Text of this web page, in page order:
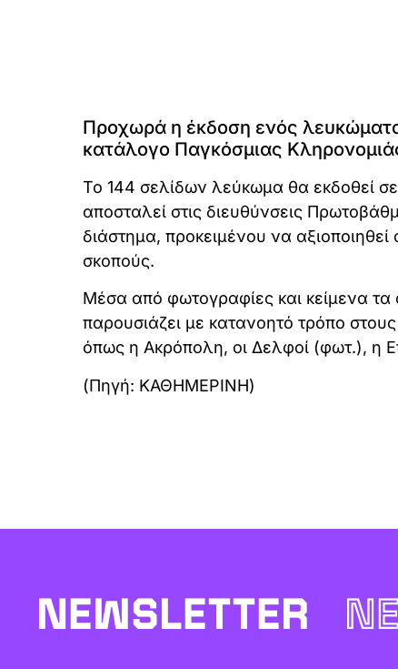
Προχωρά η έκδοση ενός
κατάλογο Παγκόσμιας
Το 144 σελίδων λεύκωμα θα εκδοθεί
αποσταλεί στις διευθύνσεις
διάστημα, προκειμένου να αξιοποιηθεί
σκοπούς.
Μέσα από φωτογραφίες και κείμενα τα
παρουσιάζει με κατανοητό τρόπο
όπως η Ακρόπολη, οι Δελφοί (φωτ.), η
(Πηγή: ΚΑΘΗΜΕΡΙΝΗ)
NEWSLETTER